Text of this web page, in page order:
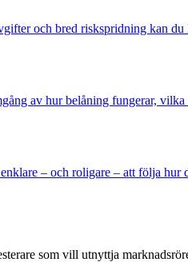
och bred riskspridning kan
av hur belåning fungerar,
– och roligare – att följa hur
som vill utnyttja